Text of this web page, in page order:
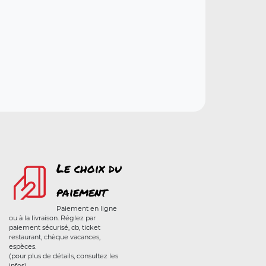
Le choix du
paiement
Paiement en ligne
ou à la livraison. Réglez par
paiement sécurisé, cb, ticket
restaurant, chèque vacances,
espèces.
(pour plus de détails, consultez les